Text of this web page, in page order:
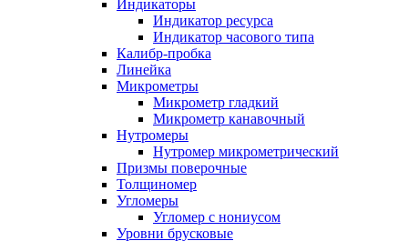
Индикаторы
Индикатор ресурса
Индикатор часового типа
Калибр-пробка
Линейка
Микрометры
Микрометр гладкий
Микрометр канавочный
Нутромеры
Нутромер микрометрический
Призмы поверочные
Толщиномер
Угломеры
Угломер с нониусом
Уровни брусковые